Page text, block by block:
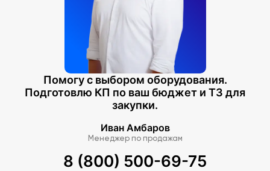
Помогу с выбором оборудования.
Подготовлю КП по ваш бюджет и ТЗ для
закупки.
Иван Амбаров
Менеджер по продажам
8 (800) 500-69-75